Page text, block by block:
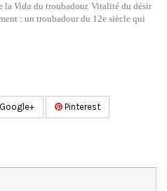
la Vida du troubadour. Vitalité du désir
: un troubadour du 12e siècle qui
Google+ Pinterest